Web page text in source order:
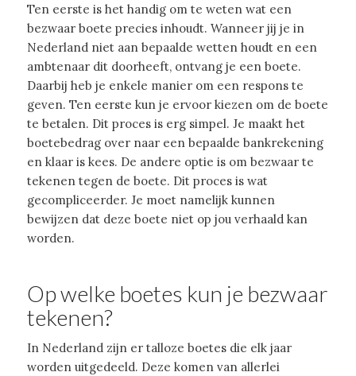
Ten eerste is het handig om te weten wat een
bezwaar boete precies inhoudt. Wanneer jij je in
Nederland niet aan bepaalde wetten houdt en een
ambtenaar dit doorheeft, ontvang je een boete.
Daarbij heb je enkele manier om een respons te
geven. Ten eerste kun je ervoor kiezen om de boete
te betalen. Dit proces is erg simpel. Je maakt het
boetebedrag over naar een bepaalde bankrekening
en klaar is kees. De andere optie is om bezwaar te
tekenen tegen de boete. Dit proces is wat
gecompliceerder. Je moet namelijk kunnen
bewijzen dat deze boete niet op jou verhaald kan
worden.
Op welke boetes kun je bezwaar
tekenen?
In Nederland zijn er talloze boetes die elk jaar
worden uitgedeeld. Deze komen van allerlei